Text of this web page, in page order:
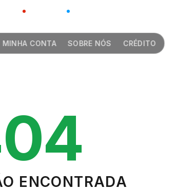
CHINA
MINHA CONTA SOBRE NÓS CRÉDITO
ENCONTRADA